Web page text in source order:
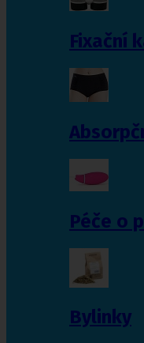
Fixační
Péče o
Bylinky